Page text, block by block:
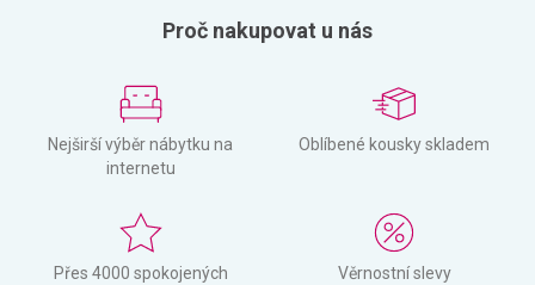
Proč nakupovat u nás
Nejširší výběr nábytku na
internetu
Oblíbené kousky skladem
Přes 4000 spokojených
Věrnostní slevy